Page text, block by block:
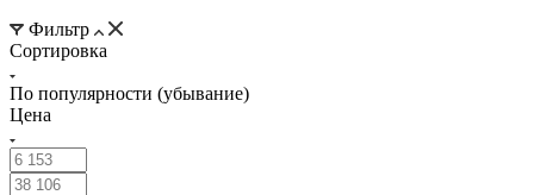
Фильтр
Сортировка
По популярности (убывание)
Цена